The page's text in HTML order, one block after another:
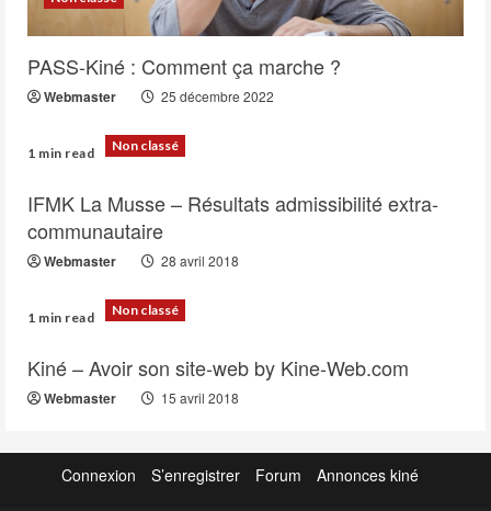
PASS-Kiné : Comment ça marche ?
Webmaster 25 décembre 2022
1 min read Non classé
IFMK La Musse – Résultats admissibilité extra-
communautaire
Webmaster 28 avril 2018
1 min read Non classé
Kiné – Avoir son site-web by Kine-Web.com
Webmaster 15 avril 2018
Connexion S’enregistrer Forum Annonces kiné